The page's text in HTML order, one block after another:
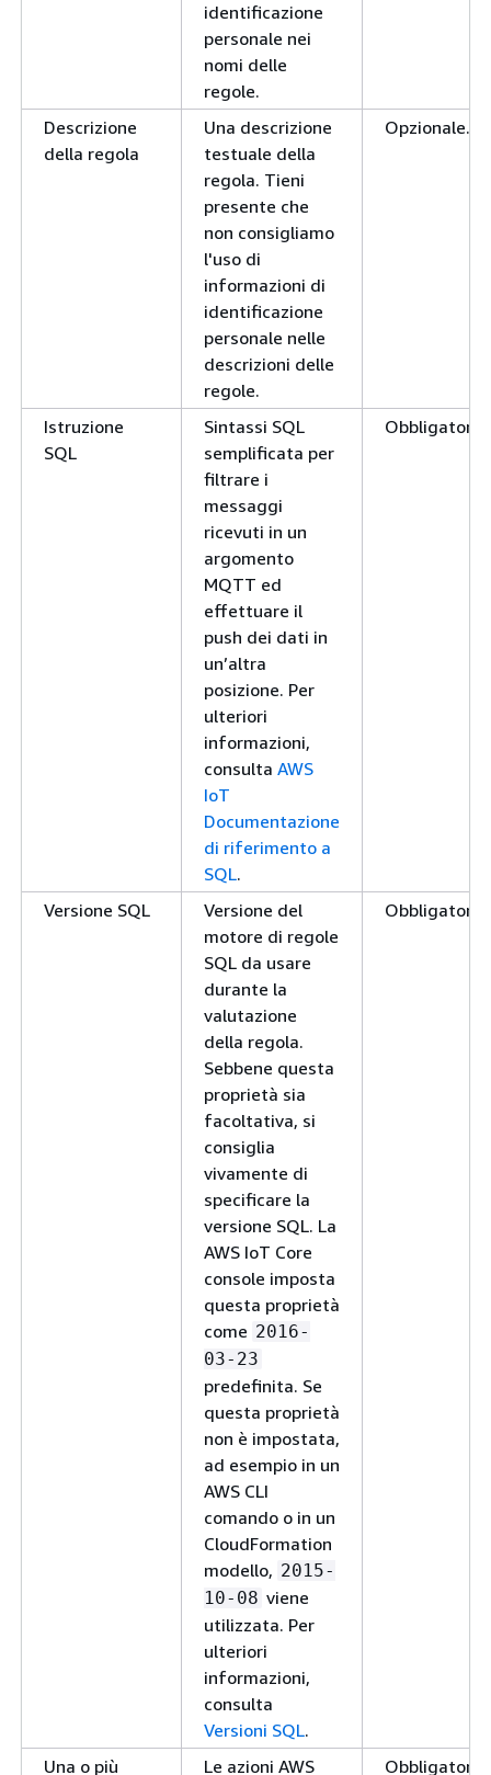
identificazione
personale nei
nomi delle
regole.
Descrizione
della regola
Una descrizione
testuale della
regola. Tieni
presente che
non consigliamo
l'uso di
informazioni di
identificazione
personale nelle
descrizioni delle
regole.
Opzionale.
Istruzione
SQL
Sintassi SQL
semplificata per
filtrare i
messaggi
ricevuti in un
argomento
MQTT ed
effettuare il
push dei dati in
un’altra
posizione. Per
ulteriori
informazioni,
consulta AWS
IoT
Documentazione
di riferimento a
SQL.
Obbligatorio.
Versione SQL
Versione del
motore di regole
SQL da usare
durante la
valutazione
della regola.
Sebbene questa
proprietà sia
facoltativa, si
consiglia
vivamente di
specificare la
versione SQL. La
AWS IoT Core
console imposta
questa proprietà
come 2016-
03-23
predefinita. Se
questa proprietà
non è impostata,
ad esempio in un
AWS CLI
comando o in un
CloudFormation
modello, 2015-
10-08 viene
utilizzata. Per
ulteriori
informazioni,
consulta
Versioni SQL.
Obbligatorio.
Una o più Le azioni AWS Obbligatorio.